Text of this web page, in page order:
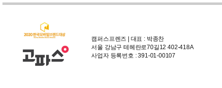
캠퍼스프렌즈 | 대표 : 박종찬
서울 강남구 테헤란로70길12 402-418A
사업자 등록번호 : 391-01-00107